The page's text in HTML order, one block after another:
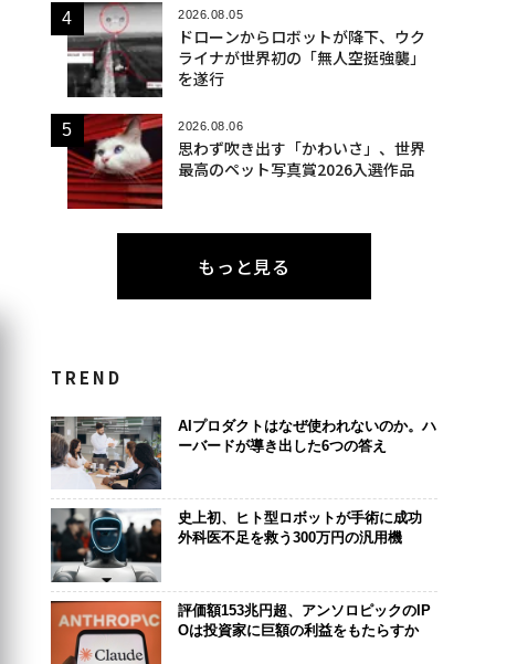
2026.08.05
ドローンからロボットが降下、ウク
ライナが世界初の「無人空挺強襲」
を遂行
2026.08.06
思わず吹き出す「かわいさ」、世界
最高のペット写真賞2026入選作品
もっと見る
TREND
AIプロダクトはなぜ使われないのか。ハ
ーバードが導き出した6つの答え
史上初、ヒト型ロボットが手術に成功
外科医不足を救う300万円の汎用機
評価額153兆円超、アンソロピックのIP
Oは投資家に巨額の利益をもたらすか